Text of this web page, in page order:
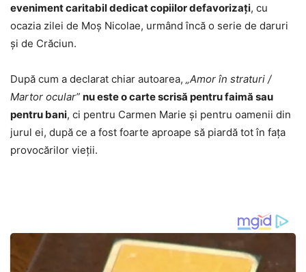
eveniment caritabil dedicat copiilor defavorizați, cu
ocazia zilei de Moș Nicolae, urmând încă o serie de daruri
și de Crăciun.
După cum a declarat chiar autoarea, „Amor în straturi /
Martor ocular” nu este o carte scrisă pentru faimă sau
pentru bani, ci pentru Carmen Marie și pentru oamenii din
jurul ei, după ce a fost foarte aproape să piardă tot în fața
provocărilor vieții.